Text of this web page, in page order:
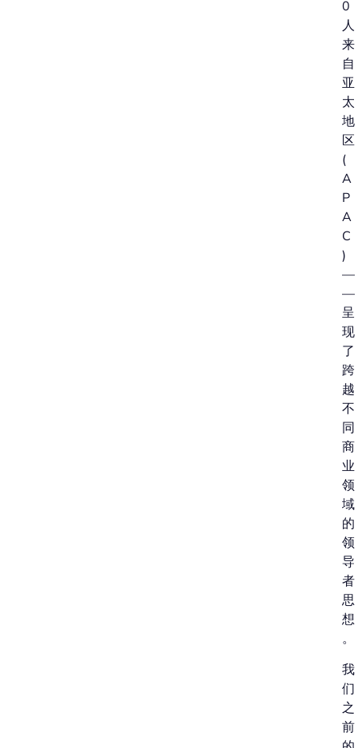
0
人
来
自
亚
太
地
区
(
A
P
A
C
)
—
—
呈
现
了
跨
越
不
同
商
业
领
域
的
领
导
者
思
想
。
我
们
之
前